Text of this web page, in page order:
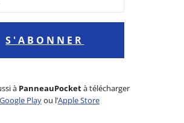
S'ABONNER
à PanneauPocketà télécharger
Google Playou l’Apple Store